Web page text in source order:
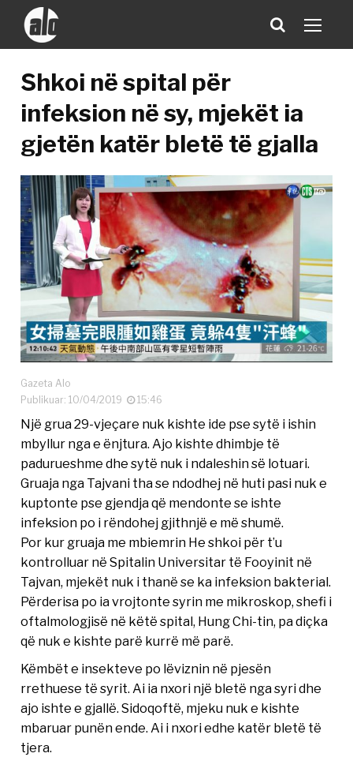
Shkoi në spital për
infeksion në sy, mjekët ia
gjetën katër bletë të gjalla
Gazeta Alo
Publikuar: 10/04/2019
15:46
Një grua 29-vjeçare nuk kishte ide pse sytë i ishin
mbyllur nga e ënjtura. Ajo kishte dhimbje të
padurueshme dhe sytë nuk i ndaleshin së lotuari.
Gruaja nga Tajvani tha se ndodhej në huti pasi nuk e
kuptonte pse gjendja që mendonte se ishte
infeksion po i rëndohej gjithnjë e më shumë.
Por kur gruaja me mbiemrin He shkoi për t’u
kontrolluar në Spitalin Universitar të Fooyinit në
Tajvan, mjekët nuk i thanë se ka infeksion bakterial.
Përderisa po ia vrojtonte syrin me mikroskop, shefi i
oftalmologjisë në këtë spital, Hung Chi-tin, pa diçka
që nuk e kishte parë kurrë më parë.
Këmbët e insekteve po lëviznin në pjesën
rrethuese të syrit. Ai ia nxori një bletë nga syri dhe
ajo ishte e gjallë. Sidoqoftë, mjeku nuk e kishte
mbaruar punën ende. Ai i nxori edhe katër bletë të
tjera.